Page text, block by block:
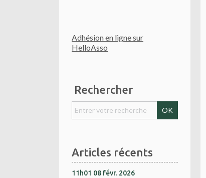
Adhésion en ligne sur
HelloAsso
Rechercher
Articles récents
11h01 08 févr. 2026